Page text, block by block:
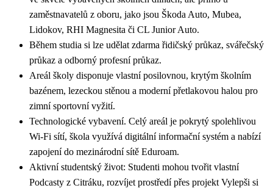
zaměstnavatelů z oboru, jako jsou Škoda Auto, Mubea,
Lidokov, RHI Magnesita či CL Junior Auto.
Během studia si lze udělat zdarma řidičský průkaz, svářečský
průkaz a odborný profesní průkaz.
Areál školy disponuje vlastní posilovnou, krytým školním
bazénem, lezeckou stěnou a moderní přetlakovou halou pro
zimní sportovní vyžití.
Technologické vybavení. Celý areál je pokrytý spolehlivou
Wi-Fi sítí, škola využívá digitální informační systém a nabízí
zapojení do mezinárodní sítě Eduroam.
Aktivní studentský život: Studenti mohou tvořit vlastní
Podcasty z Citráku, rozvíjet prostředí přes projekt Vylepši si